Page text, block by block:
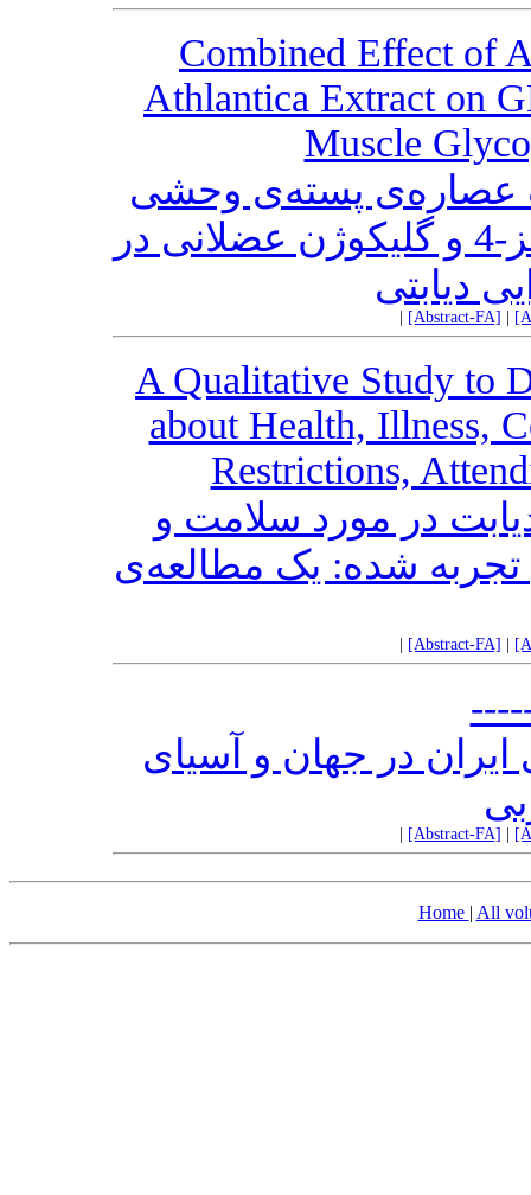
Combined Effect of
Athlantica Extract on
Muscle
عصاره‌ی پسته‌ی وحشی
بر بیان پروتئین انتقال‌دهنده گلوکز-4 و گلیکوژن عضلانی در
دیابتی
[Abstract-FA]
A Qualitative Study to
about Health, Illness,
Restrictions,
دیابت در مورد سلامت و
شده: یک مطالعه‌ی
[Abstract-FA]
ایران در جهان و آسیای
[Abstract-FA]
Home | All